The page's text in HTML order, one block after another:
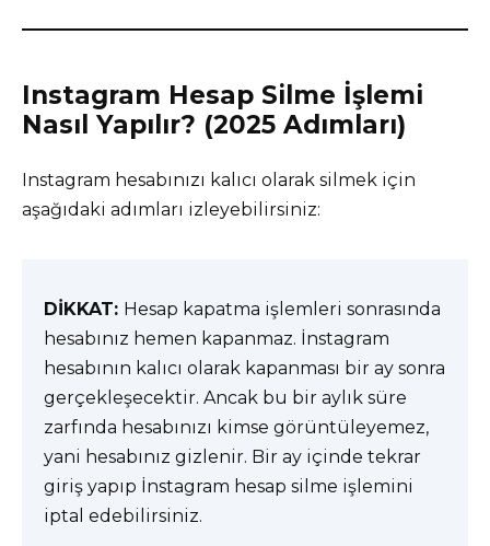
Instagram Hesap Silme İşlemi
Nasıl Yapılır? (2025 Adımları)
Instagram hesabınızı kalıcı olarak silmek için
aşağıdaki adımları izleyebilirsiniz:
DİKKAT: Hesap kapatma işlemleri sonrasında
hesabınız hemen kapanmaz. İnstagram
hesabının kalıcı olarak kapanması bir ay sonra
gerçekleşecektir. Ancak bu bir aylık süre
zarfında hesabınızı kimse görüntüleyemez,
yani hesabınız gizlenir. Bir ay içinde tekrar
giriş yapıp İnstagram hesap silme işlemini
iptal edebilirsiniz.